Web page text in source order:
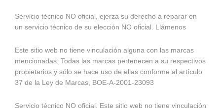
Servicio técnico NO oficial, ejerza su derecho a reparar en
un servicio técnico de su elección NO oficial. Llámenos
Este sitio web no tiene vinculación alguna con las marcas
mencionadas. Todas las marcas pertenecen a su respectivos
propietarios y sólo se hace uso de ellas conforme al artículo
37 de la Ley de Marcas, BOE-A-2001-23093
Servicio técnico NO oficial. Este sitio web no tiene vinculación